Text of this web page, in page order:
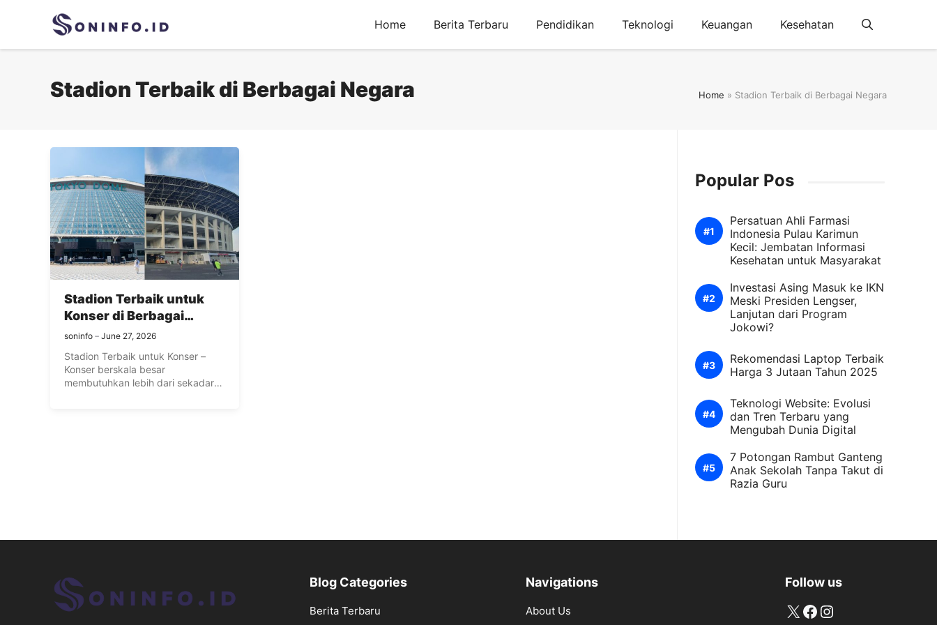
Home Berita Terbaru Pendidikan Teknologi Keuangan Kesehatan
Stadion Terbaik di Berbagai Negara Home » Stadion Terbaik di Berbagai Negara
Stadion Terbaik untuk
Konser di Berbagai
Negara
soninfo June 27, 2026
Stadion Terbaik untuk Konser –
Konser berskala besar
membutuhkan lebih dari sekadar
Popular Pos
Persatuan Ahli Farmasi
Indonesia Pulau Karimun
Kecil: Jembatan Informasi
Kesehatan untuk Masyarakat
Investasi Asing Masuk ke IKN
Meski Presiden Lengser,
Lanjutan dari Program
Jokowi?
Rekomendasi Laptop Terbaik
Harga 3 Jutaan Tahun 2025
Teknologi Website: Evolusi
dan Tren Terbaru yang
Mengubah Dunia Digital
7 Potongan Rambut Ganteng
Anak Sekolah Tanpa Takut di
Razia Guru
Blog Categories
Berita Terbaru
Navigations
About Us
Follow us
X Facebook
Instagram